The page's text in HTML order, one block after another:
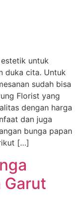
untuk
duka cita. Untuk
sudah bisa
Florist yang
dengan harga
dan juga
bunga papan
[…]
Garut